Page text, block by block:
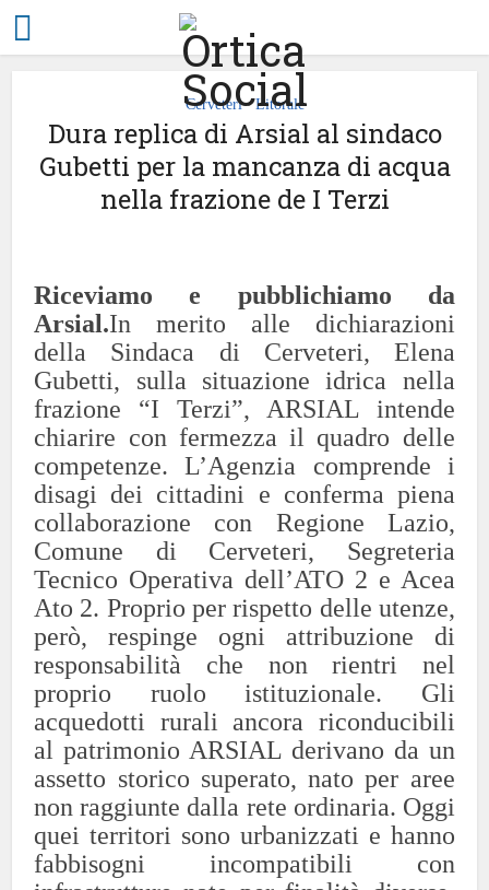
Cerveteri • Litorale
Dura replica di Arsial al sindaco
Gubetti per la mancanza di acqua
nella frazione de I Terzi
Riceviamo e pubblichiamo da
Arsial.In merito alle dichiarazioni
della Sindaca di Cerveteri, Elena
Gubetti, sulla situazione idrica nella
frazione “I Terzi”, ARSIAL intende
chiarire con fermezza il quadro delle
competenze.L’Agenzia comprende i
disagi dei cittadini e conferma piena
collaborazione con Regione Lazio,
Comune di Cerveteri, Segreteria
Tecnico Operativa dell’ATO 2 e Acea
Ato 2. Proprio per rispetto delle utenze,
però, respinge ogni attribuzione di
responsabilità che non rientri nel
proprio ruolo istituzionale. Gli
acquedotti rurali ancora riconducibili
al patrimonio ARSIAL derivano da un
assetto storico superato, nato per aree
non raggiunte dalla rete ordinaria. Oggi
quei territori sono urbanizzati e hanno
fabbisogni incompatibili con